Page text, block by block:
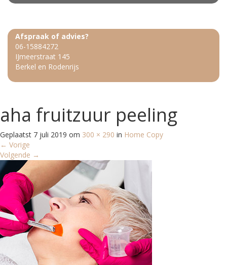
Afspraak of advies?
06-15884272
IJmeerstraat 145
Berkel en Rodenrijs
aha fruitzuur peeling
Geplaatst 7 juli 2019 om 300 × 290 in Home Copy
← Vorige
Volgende →